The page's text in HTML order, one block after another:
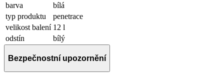
barva
bílá
typ produktu
penetrace
velikost balení 12 l
odstín
bílý
Bezpečnostní upozornění